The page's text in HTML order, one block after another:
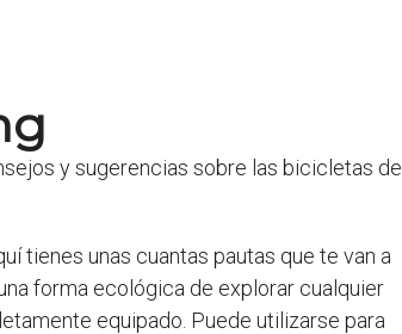
y sugerencias sobre las bicicletas de
tienes unas cuantas pautas que te van a
forma ecológica de explorar cualquier
equipado. Puede utilizarse para